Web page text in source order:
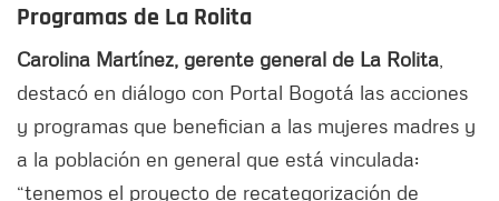
Programas de La Rolita
Carolina Martínez, gerente general de La Rolita
destacó en diálogo con Portal Bogotá las acciones
y programas que benefician a las mujeres madres y
a la población en general que está vinculada:
“tenemos el proyecto de recategorización de